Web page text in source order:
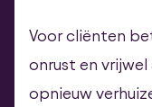
Voor cliënten
onrust en vrijwel
opnieuw